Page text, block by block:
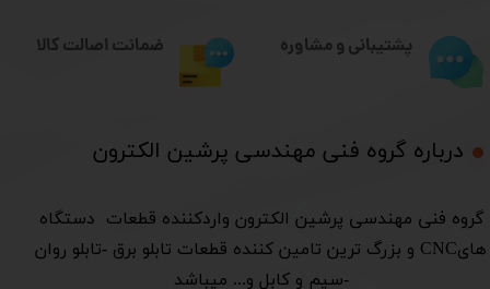
درباره گروه فنی مهندسی پرشین الکترون​​​​​​​
​گروه فنی مهندسی پرشین الکترون واردکننده قطعات دستگاه
هایCNC و بزرگ ترین تامین کننده قطعات تابلو برق -تابلو روان
-سیم و کابل و... میباشد
پشتیبانی و مشاوره ضمانت اصالت کالا